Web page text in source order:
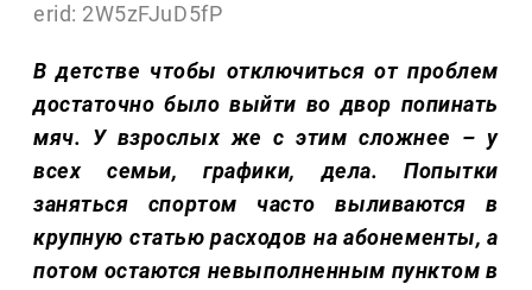
erid: 2W5zFJuD5fP
В детстве чтобы отключиться от проблем
достаточно было выйти во двор попинать
мяч. У взрослых же с этим сложнее – у
всех семьи, графики, дела. Попытки
заняться спортом часто выливаются в
крупную статью расходов на абонементы, а
потом остаются невыполненным пунктом в